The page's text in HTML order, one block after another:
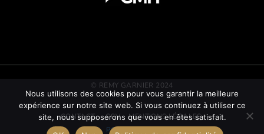
© REMY GARNIER 2024
CONTACT CGV
MENTIONS LÉGALES
POLITIQUE RSE
Nous utilisons des cookies pour vous garantir la meilleure
expérience sur notre site web. Si vous continuez à utiliser ce
site, nous supposerons que vous en êtes satisfait.